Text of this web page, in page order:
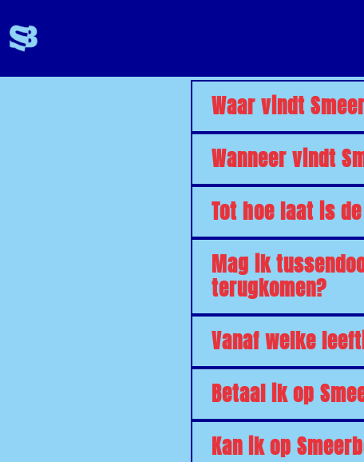
Waar vindt
Wanneer vindt
Tot hoe laat is
Mag ik
terugkomen?
Vanaf welke
Betaal ik op
Kan ik op